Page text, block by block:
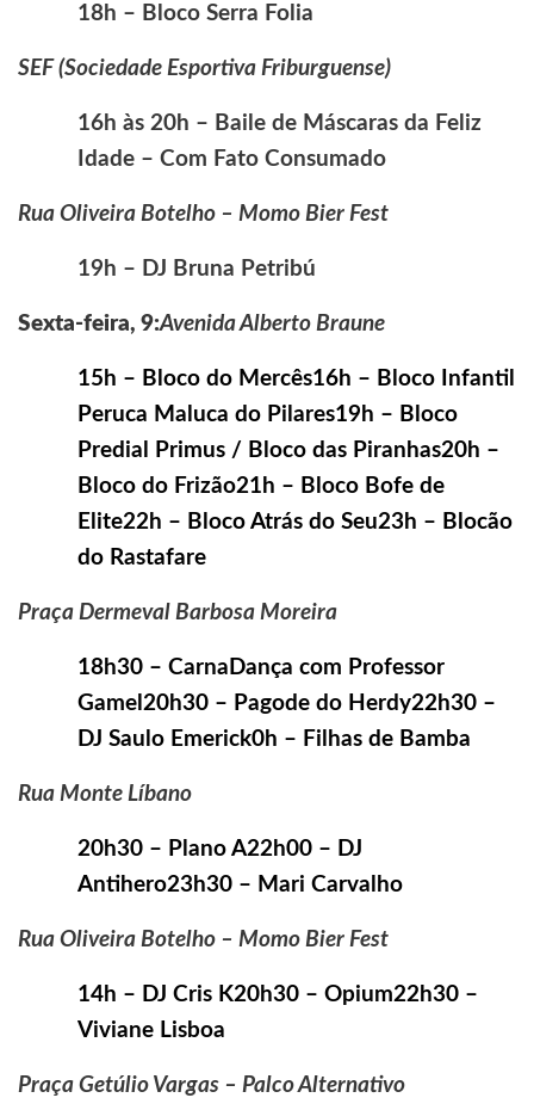
18h – Bloco Serra Folia
SEF (Sociedade Esportiva Friburguense)
16h às 20h – Baile de Máscaras da Feliz
Idade – Com Fato Consumado
Rua Oliveira Botelho – Momo Bier Fest
19h – DJ Bruna Petribú
Sexta-feira, 9:Avenida Alberto Braune
15h – Bloco do Mercês16h – Bloco Infantil
Peruca Maluca do Pilares19h – Bloco
Predial Primus / Bloco das Piranhas20h –
Bloco do Frizão21h – Bloco Bofe de
Elite22h – Bloco Atrás do Seu23h – Blocão
do Rastafare
Praça Dermeval Barbosa Moreira
18h30 – CarnaDança com Professor
Gamel20h30 – Pagode do Herdy22h30 –
DJ Saulo Emerick0h – Filhas de Bamba
Rua Monte Líbano
20h30 – Plano A22h00 – DJ
Antihero23h30 – Mari Carvalho
Rua Oliveira Botelho – Momo Bier Fest
14h – DJ Cris K20h30 – Opium22h30 –
Viviane Lisboa
Praça Getúlio Vargas – Palco Alternativo